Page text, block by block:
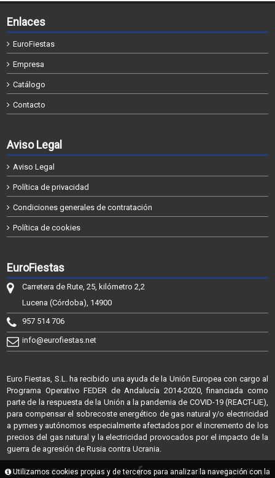
Enlaces
EuroFiestas
Empresa
Catálogo
Contacto
Aviso Legal
Aviso Legal
Política de privacidad
Condiciones generales de contratación
Política de cookies
EuroFiestas
Carretera de Rute, 25, kilómetro 2,2
Lucena (Córdoba), 14900
957 514 706
info@eurofiestas.net
Euro Fiestas, S.L. ha recibido una ayuda de la Unión Europea con cargo al
Programa Operativo FEDER de Andalucía 2014-2020, financiada como
parte de la respuesta de la Unión a la pandemia de COVID-19 (REACT-UE),
para compensar el sobrecoste energético de gas natural y/o electricidad
a pymes y autónomos especialmente afectados por el incremento de los
precios del gas natural y la electricidad provocados por el impacto de la
guerra de agresión de Rusia contra Ucrania.
@2026 - EuroFiestas Powered by Sellforge
Utilizamos cookies propias y de terceros para analizar la navegación con la